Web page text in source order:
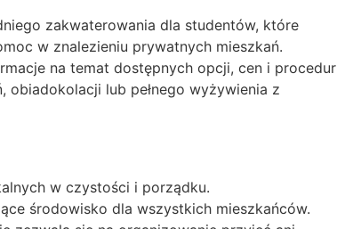
zakwaterowania dla studentów, które
w znalezieniu prywatnych mieszkań.
na temat dostępnych opcji, cen i procedur
lub pełnego wyżywienia z
w czystości i porządku.
środowisko dla wszystkich mieszkańców.